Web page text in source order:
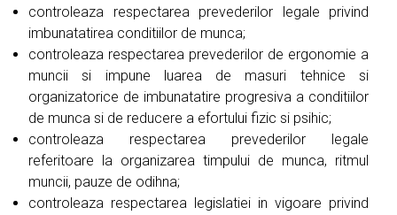
controleaza respectarea prevederilor legale privind
imbunatatirea conditiilor de munca;
controleaza respectarea prevederilor de ergonomie a
muncii si impune luarea de masuri tehnice si
organizatorice de imbunatatire progresiva a conditiilor
de munca si de reducere a efortului fizic si psihic;
controleaza respectarea prevederilor legale
referitoare la organizarea timpului de munca, ritmul
muncii, pauze de odihna;
controleaza respectarea legislatiei in vigoare privind